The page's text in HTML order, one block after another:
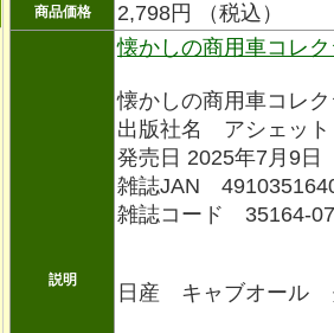
商品価格 2,798円 （税込）
説明
懐かしの商用車コレ
懐かしの商用車コレ
出版社名 アシェット
発売日 2025年7月9日
雑誌JAN
雑誌コード 35164-07
日産 キャブオール